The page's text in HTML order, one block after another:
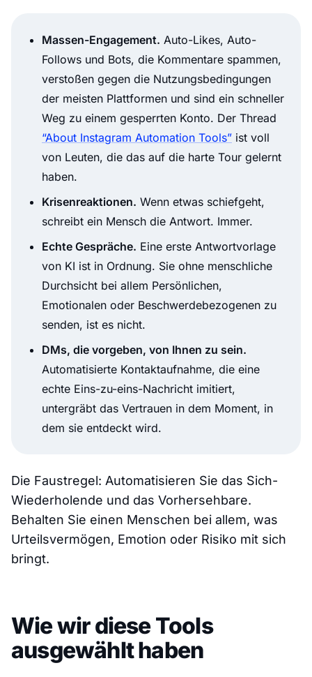
Massen-Engagement. Auto-Likes, Auto-
Follows und Bots, die Kommentare spammen,
verstoßen gegen die Nutzungsbedingungen
der meisten Plattformen und sind ein schneller
Weg zu einem gesperrten Konto. Der Thread
“About Instagram Automation Tools” ist voll
von Leuten, die das auf die harte Tour gelernt
haben.
Krisenreaktionen. Wenn etwas schiefgeht,
schreibt ein Mensch die Antwort. Immer.
Echte Gespräche. Eine erste Antwortvorlage
von KI ist in Ordnung. Sie ohne menschliche
Durchsicht bei allem Persönlichen,
Emotionalen oder Beschwerdebezogenen zu
senden, ist es nicht.
DMs, die vorgeben, von Ihnen zu sein.
Automatisierte Kontaktaufnahme, die eine
echte Eins-zu-eins-Nachricht imitiert,
untergräbt das Vertrauen in dem Moment, in
dem sie entdeckt wird.
Die Faustregel: Automatisieren Sie das Sich-
Wiederholende und das Vorhersehbare.
Behalten Sie einen Menschen bei allem, was
Urteilsvermögen, Emotion oder Risiko mit sich
bringt.
Wie wir diese Tools
ausgewählt haben